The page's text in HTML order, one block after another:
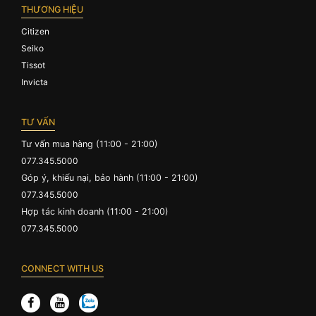
THƯƠNG HIỆU
Citizen
Seiko
Tissot
Invicta
TƯ VẤN
Tư vấn mua hàng (11:00 - 21:00)
077.345.5000
Góp ý, khiếu nại, bảo hành (11:00 - 21:00)
077.345.5000
Hợp tác kinh doanh (11:00 - 21:00)
077.345.5000
CONNECT WITH US